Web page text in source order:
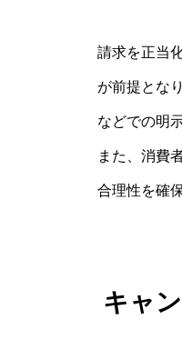
請求を正当
が前提とな
などでの明
また、消費
合理性を確
キャ